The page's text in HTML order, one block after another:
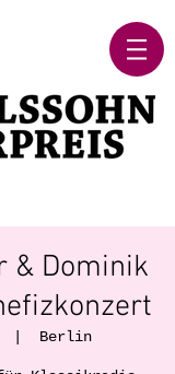
& Dominik
Berlin